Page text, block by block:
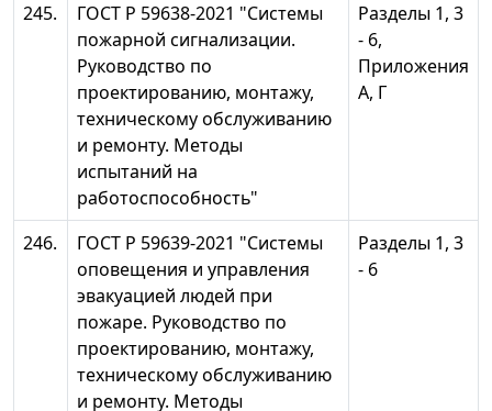
245.
ГОСТ Р 59638-2021 "Системы
пожарной сигнализации.
Руководство по
проектированию, монтажу,
техническому обслуживанию
и ремонту. Методы
испытаний на
работоспособность"
Разделы 1, 3
- 6,
Приложения
А, Г
246.
ГОСТ Р 59639-2021 "Системы
оповещения и управления
эвакуацией людей при
пожаре. Руководство по
проектированию, монтажу,
техническому обслуживанию
и ремонту. Методы
Разделы 1, 3
- 6